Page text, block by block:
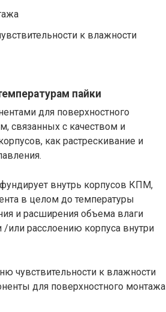
к влажности
пайки
для поверхностного
связанных с качеством и
как растрескивание и
внутрь корпусов КПМ,
в целом до температуры
и расширения объема влаги
/или расслоению корпуса внутри
чувствительности к влажности
для поверхностного монтажа